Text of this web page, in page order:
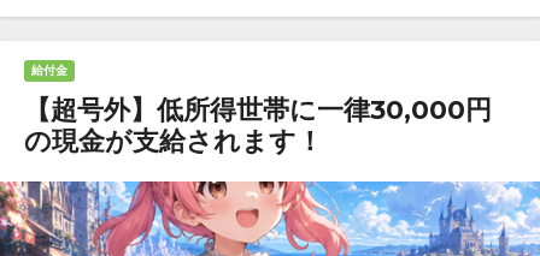
給付金
【超号外】低所得世帯に一律30,000円
の現金が支給されます！